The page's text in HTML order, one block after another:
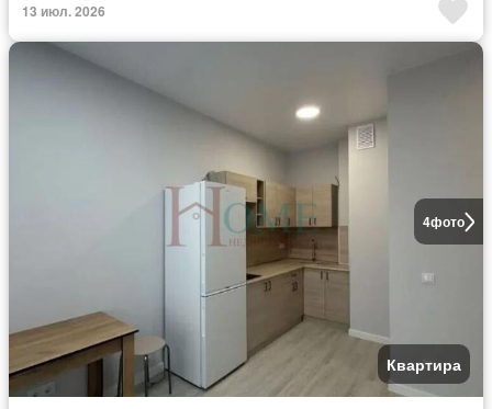
13 июл. 2026
4фото
Квартира